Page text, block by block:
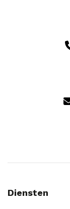
Diensten